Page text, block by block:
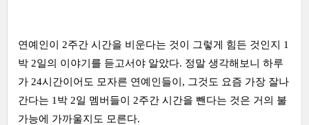
연예인이 2주간 시간을 비운다는 것이 그렇게 힘든 것인지 1
박 2일의 이야기를 듣고서야 알았다. 정말 생각해보니 하루
가 24시간이어도 모자른 연예인들이, 그것도 요즘 가장 잘나
간다는 1박 2일 멤버들이 2주간 시간을 뺀다는 것은 거의 불
가능에 가까울지도 모른다.